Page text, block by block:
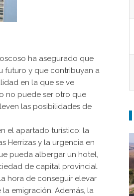
ha asegurado que
futuro y que contribuyan a
en la que se ve
no puede ser otro que
las posibilidades de
el apartado turístico: la
Herrizas y la urgencia en
pueda albergar un hotel,
de capital provincial.
hora de conseguir elevar
emigración. Además, la